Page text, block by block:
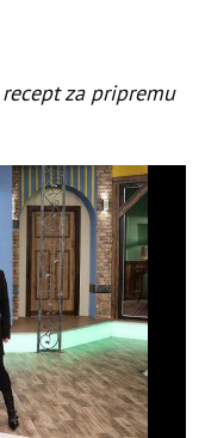
za pripremu